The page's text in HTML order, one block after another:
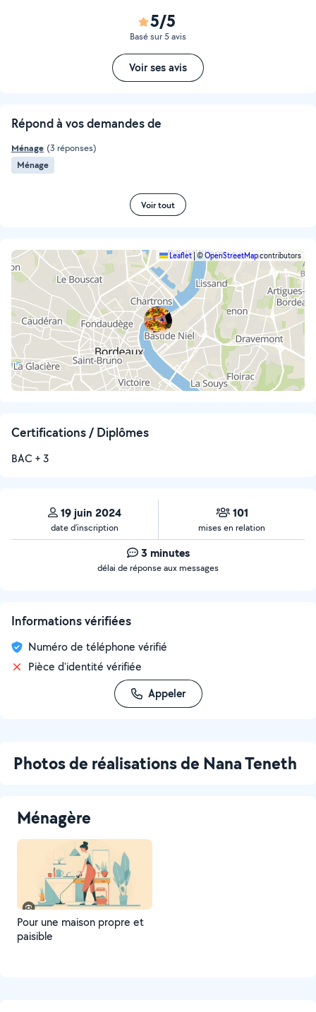
5/5
Basé sur 5 avis
Voir ses avis
Répond à vos demandes de
Ménage (3 réponses)
Ménage
Voir tout
Leaflet|©OpenStreetMapcontributors
Certifications / Diplômes
BAC + 3
19 juin 2024
date d’inscription
101
mises en relation
3 minutes
délai de réponse aux messages
Informations vérifiées
Numéro de téléphone vérifié
Pièce d'identité vérifiée
Appeler
Photos de réalisations de Nana Teneth
Ménagère
Pour une maison propre et
paisible